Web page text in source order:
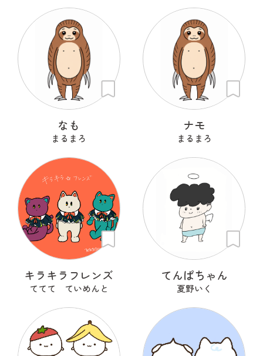
なも
まるまろ
ナモ
まるまろ
キラキラフレンズ
ててて ていめんと
てんぱちゃん
夏野いく